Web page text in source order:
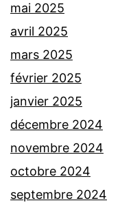
mai 2025
avril 2025
mars 2025
février 2025
janvier 2025
décembre 2024
novembre 2024
octobre 2024
septembre 2024